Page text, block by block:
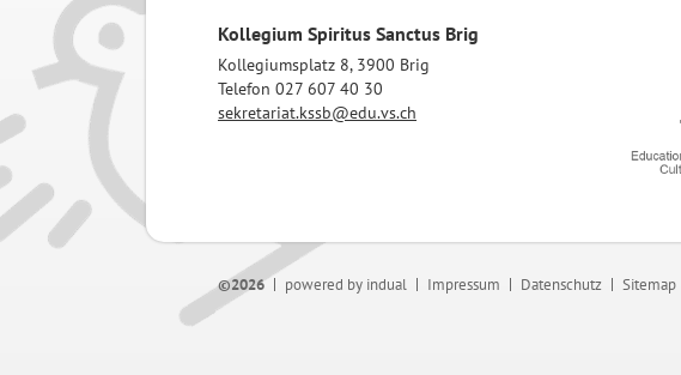
Kollegium Spiritus Sanctus Brig
Kollegiumsplatz 8, 3900 Brig
Telefon 027 607 40 30
sekretariat.kssb@edu.vs.ch
©2026 powered by indual Impressum Datenschutz Sitemap